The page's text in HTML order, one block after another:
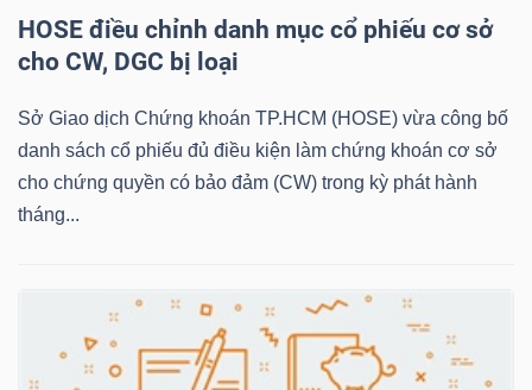
HOSE điều chỉnh danh mục cổ phiếu cơ sở
cho CW, DGC bị loại
Sở Giao dịch Chứng khoán TP.HCM (HOSE) vừa công bố
danh sách cổ phiếu đủ điều kiện làm chứng khoán cơ sở
cho chứng quyền có bảo đảm (CW) trong kỳ phát hành
tháng...
DOANH
NGHIỆP